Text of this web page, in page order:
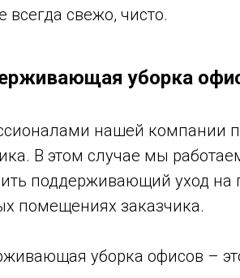
всегда свежо, чисто.
уборка
нашей компании
В этом случае мы
поддерживающий уход на
помещениях заказчика.
уборка офисов –